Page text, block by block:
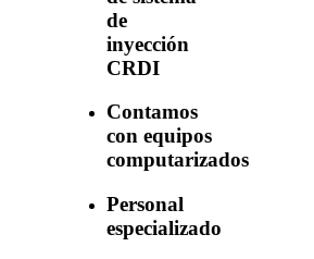
de
inyección
CRDI
Contamos
con equipos
computarizados
Personal
especializado